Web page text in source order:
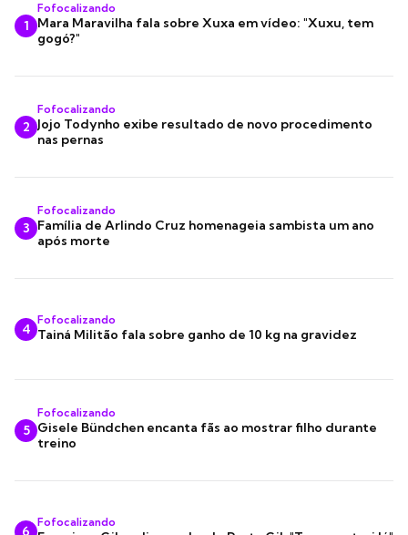
1
Fofocalizando
Mara Maravilha fala sobre Xuxa em vídeo: "Xuxu, tem
gogó?"
2
Fofocalizando
Jojo Todynho exibe resultado de novo procedimento
nas pernas
3
Fofocalizando
Família de Arlindo Cruz homenageia sambista um ano
após morte
4
Fofocalizando
Tainá Militão fala sobre ganho de 10 kg na gravidez
5
Fofocalizando
Gisele Bündchen encanta fãs ao mostrar filho durante
treino
6
Fofocalizando